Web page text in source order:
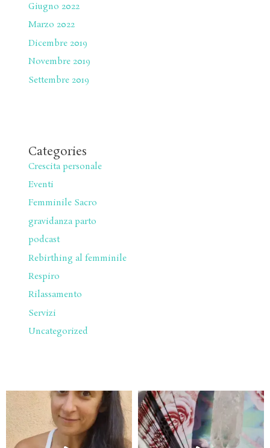
Giugno 2022
Marzo 2022
Dicembre 2019
Novembre 2019
Settembre 2019
Categories
Crescita personale
Eventi
Femminile Sacro
gravidanza parto
podcast
Rebirthing al femminile
Respiro
Rilassamento
Servizi
Uncategorized